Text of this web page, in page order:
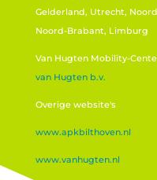
Gelderland, Utrecht,
Noord-Brabant, Limburg
Van Hugten Mobility-
van Hugten b.v.
Overige website's
www.apkbilthoven.nl
www.vanhugten.nl